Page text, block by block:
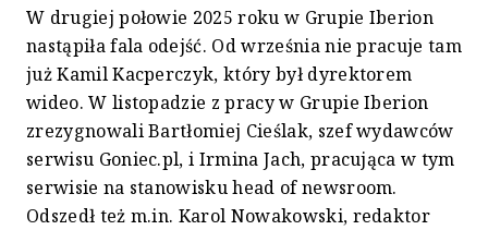
W drugiej połowie 2025 roku w Grupie Iberion
nastąpiła fala odejść. Od września nie pracuje tam
już Kamil Kacperczyk, który był dyrektorem
wideo. W listopadzie z pracy w Grupie Iberion
zrezygnowali Bartłomiej Cieślak, szef wydawców
serwisu Goniec.pl, i Irmina Jach, pracująca w tym
serwisie na stanowisku head of newsroom.
Odszedł też m.in. Karol Nowakowski, redaktor